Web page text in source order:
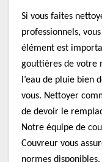
Si vous faites
professionnels,
élément est
gouttières de votre
l’eau de pluie bien
vous. Nettoyer
de devoir le
Notre équipe de
Couvreur vous
normes disponibles.